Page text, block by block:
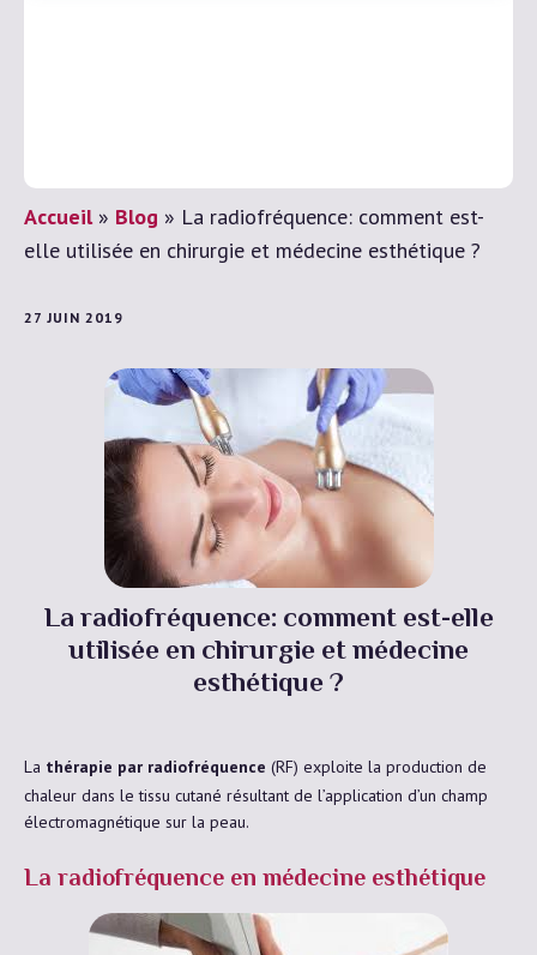
Accueil» Blog » La radiofréquence: comment est-
elle utilisée en chirurgie et médecine esthétique ?
27 JUIN 2019
La radiofréquence: comment est-elle
utilisée en chirurgie et médecine
esthétique ?
La thérapie par radiofréquence (RF) exploite la production de
chaleur dans le tissu cutané résultant de l’application d’un champ
électromagnétique sur la peau.
La radiofréquence en médecine esthétique